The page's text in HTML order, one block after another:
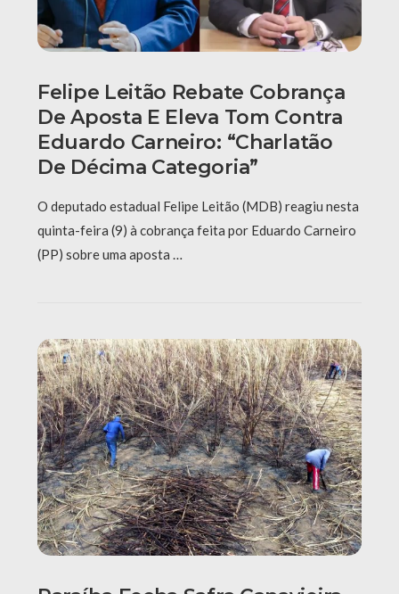
Felipe Leitão Rebate Cobrança
De Aposta E Eleva Tom Contra
Eduardo Carneiro: “Charlatão
De Décima Categoria”
O deputado estadual Felipe Leitão (MDB) reagiu nesta
quinta-feira (9) à cobrança feita por Eduardo Carneiro
(PP) sobre uma aposta …